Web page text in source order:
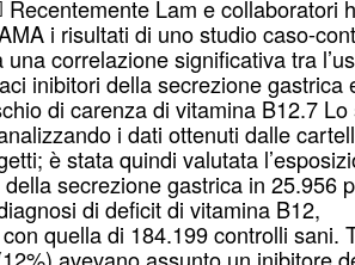
Recentemente Lam e collaboratori
i risultati di uno studio caso-
correlazione significativa tra
inibitori della secrezione gastrica
di carenza di vitamina B12.7 Lo
i dati ottenuti dalle
è stata quindi valutata
secrezione gastrica in 25.956
di deficit di vitamina B12,
quella di 184.199 controlli sani.